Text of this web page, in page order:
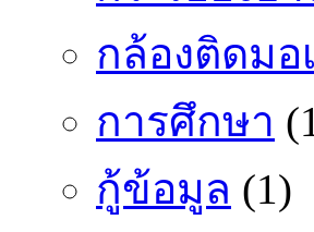
กล้องติดมอ
การศึกษา
กู้ข้อมูล (1)